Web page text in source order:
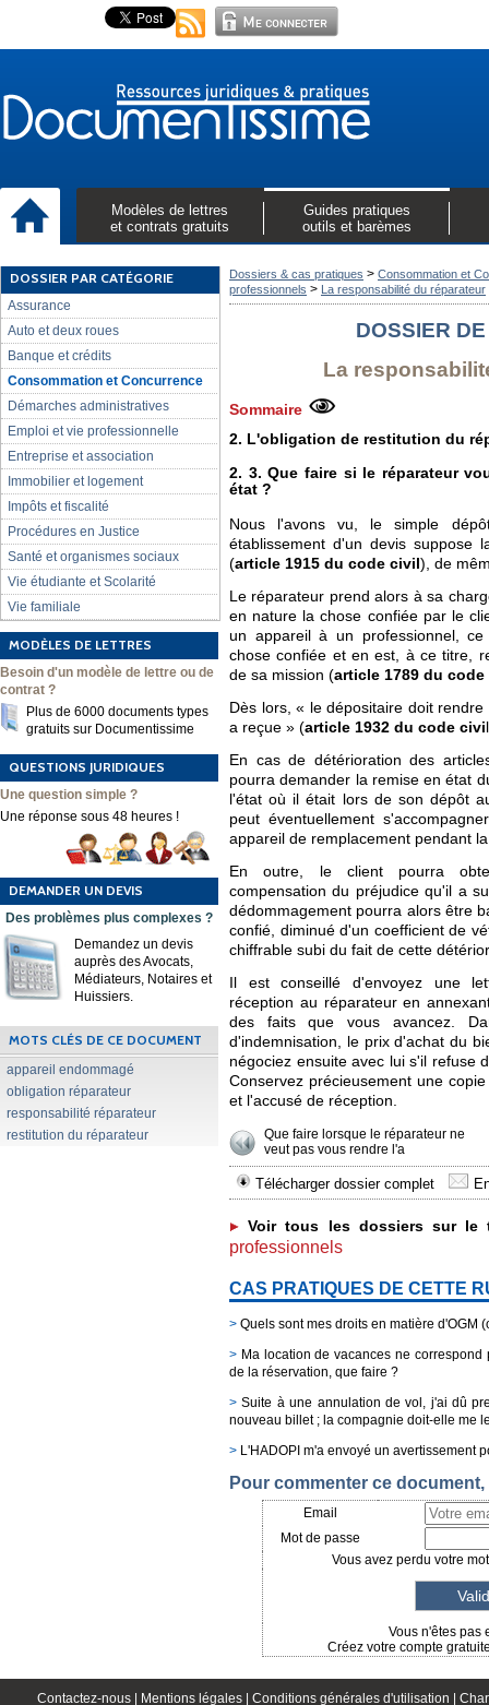
Modèles de lettres
et contrats gratuits
Guides pratiques
outils et barèmes
DOSSIER PAR CATÉGORIE
Assurance
Auto et deux roues
Banque et crédits
Consommation et Concurrence
Démarches administratives
Emploi et vie professionnelle
Entreprise et association
Immobilier et logement
Impôts et fiscalité
Procédures en Justice
Santé et organismes sociaux
Vie étudiante et Scolarité
Vie familiale
MODÈLES DE LETTRES
Besoin d'un modèle de lettre ou de
contrat ?
Plus de 6000 documents types
gratuits sur Documentissime
QUESTIONS JURIDIQUES
Une question simple ?
Une réponse sous 48 heures !
DEMANDER UN DEVIS
Des problèmes plus complexes ?
Demandez un devis
auprès des Avocats,
Médiateurs, Notaires et
Huissiers.
MOTS CLÉS DE CE DOCUMENT
appareil endommagé
obligation réparateur
responsabilité réparateur
restitution du réparateur
Dossiers & cas pratiques > Consommation et
professionnels > La responsabilité du réparateur
DOSSIER
La
Sommaire
2. L'obligation de restitution du
2. 3. Que faire si le réparateur
état ?
Nous l'avons vu, le simple
établissement d'un devis suppose
(article 1915 du code civil ), de
Le réparateur prend alors à sa
en nature la chose confiée par le
un appareil à un professionnel,
chose confiée et en est, à ce titre,
de sa mission (article 1789 du
Dès lors, « le dépositaire doit
a reçue » (article 1932 du code civi
En cas de détérioration des
pourra demander la remise en état
l'état où il était lors de son dépôt
peut éventuellement
appareil de remplacement pendant
En outre, le client pourra
compensation du préjudice qu'il a
dédommagement pourra alors être
confié, diminué d'un coefficient de
chiffrable subi du fait de cette
Il est conseillé d'envoyez une
réception au réparateur en
des faits que vous avancez.
d'indemnisation, le prix d'achat du
négociez ensuite avec lui s'il refuse
Conservez précieusement une
et l'accusé de réception.
Que faire lorsque le réparateur ne
veut pas vous rendre l'a
Télécharger dossier complet
Voir tous les dossiers sur
professionnels
CAS PRATIQUES DE CETTE
> Quels sont mes droits en matière d'OGM
> Ma location de vacances ne
de la réservation, que faire ?
> Suite à une annulation de vol, j'ai dû
nouveau billet ; la compagnie doit-elle me
> L'HADOPI m'a envoyé un avertissement
Pour commenter ce
Email
Mot de passe
Vous avez perdu votre
Vous n'êtes pas
Créez votre compte
Contactez-nous | Mentions légales | Conditions générales d'utilisation |